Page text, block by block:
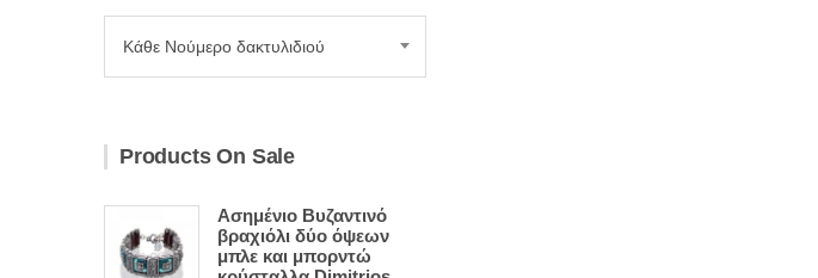
Κάθε Νούμερο δακτυλιδιού
Products On Sale
Ασημένιο Βυζαντινό
βραχιόλι δύο όψεων
μπλε και μπορντώ